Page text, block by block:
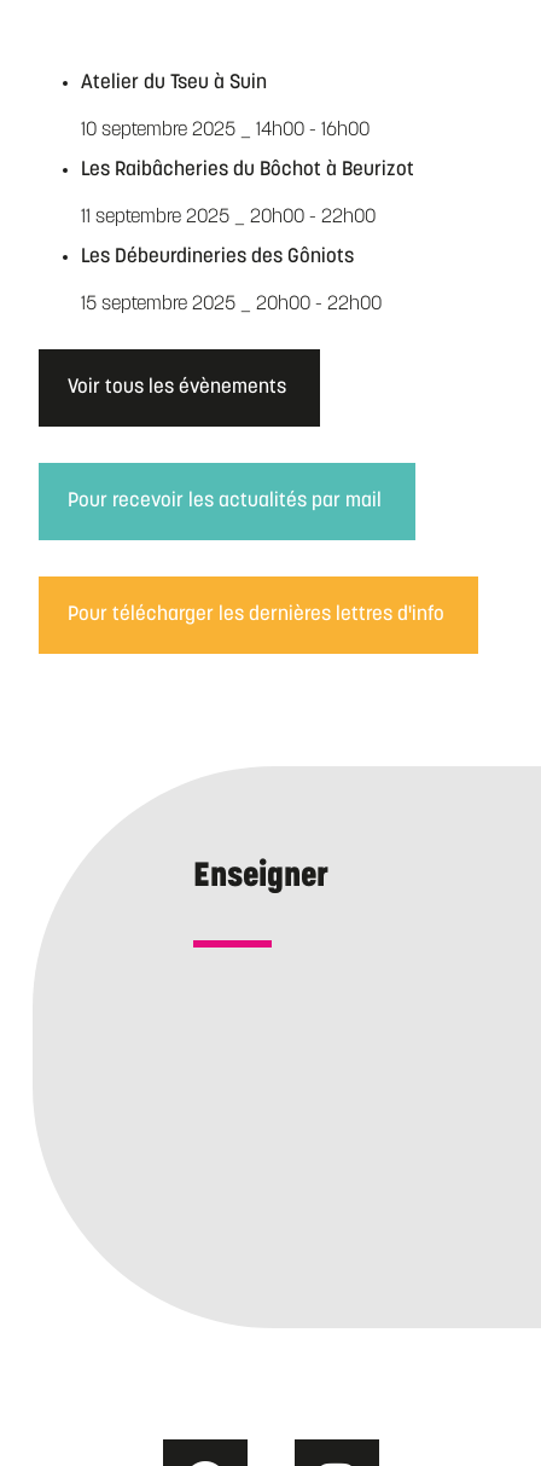
Atelier du Tseu à Suin
10 septembre 2025 _ 14h00- 16h00
Les Raibâcheries du Bôchot à Beurizot
11 septembre 2025 _ 20h00- 22h00
Les Débeurdineries des Gôniots
15 septembre 2025 _ 20h00- 22h00
Voir tous les évènements
Pour recevoir les actualités par mail
Pour télécharger les dernières lettres d'info
Enseigner